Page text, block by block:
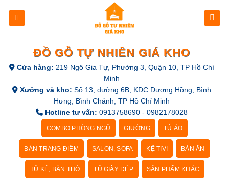
ĐỒ GỖ TỰ NHIÊN GIÁ KHO
Cửa hàng: 219 Ngô Gia Tự, Phường 3, Quận 10, TP Hồ Chí
Minh
Xưởng và kho: Số 13, đường 6B, KDC Dương Hồng, Bình
Hưng, Bình Chánh, TP Hồ Chí Minh
Hotline tư vấn: 0913758690 - 0982178028
COMBO PHÒNG NGỦ GIƯỜNG TỦ ÁO
BÀN TRANG ĐIỂM SALON, SOFA KỆ TIVI BÀN ĂN
TỦ KỆ, BÀN THỜ TỦ GIÀY DÉP SẢN PHẨM KHÁC